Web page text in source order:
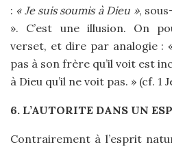
: « Je suis soumis à Dieu »,
». C’est une illusion. On
verset, et dire par analogie :
pas à son frère qu’il voit est
à Dieu qu’il ne voit pas. » (cf. 1
6. L’AUTORITE DANS UN
Contrairement à l’esprit